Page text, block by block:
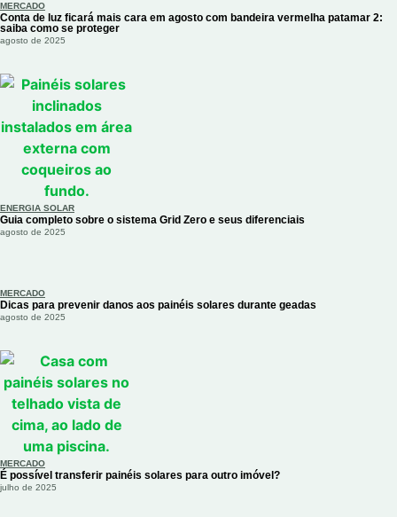
MERCADO
Conta de luz ficará mais cara em agosto com bandeira vermelha patamar 2:
saiba como se proteger
agosto de 2025
ENERGIA SOLAR
Guia completo sobre o sistema Grid Zero e seus diferenciais
agosto de 2025
MERCADO
Dicas para prevenir danos aos painéis solares durante geadas
agosto de 2025
MERCADO
É possível transferir painéis solares para outro imóvel?
julho de 2025